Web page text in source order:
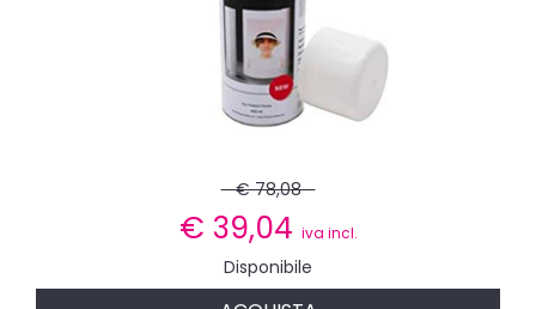
€ 78,08
€ 39,04 iva incl.
Disponibile